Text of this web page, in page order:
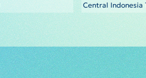
Central Indonesia